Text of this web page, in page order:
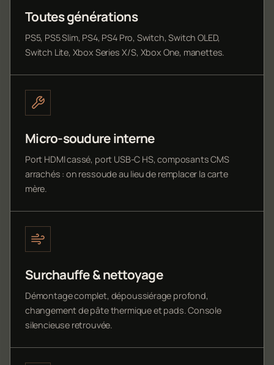
Toutes générations
PS5, PS5 Slim, PS4, PS4 Pro, Switch, Switch OLED,
Switch Lite, Xbox Series X/S, Xbox One, manettes.
Micro-soudure interne
Port HDMI cassé, port USB-C HS, composants CMS
arrachés : on ressoude au lieu de remplacer la carte
mère.
Surchauffe & nettoyage
Démontage complet, dépoussiérage profond,
changement de pâte thermique et pads. Console
silencieuse retrouvée.